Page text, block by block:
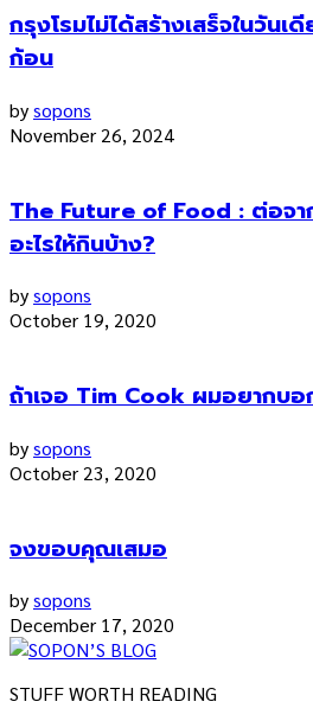
กรุงโรมไม่ได้สร้างเสร็จในวันเ
ก้อน
bysopons
November 26, 2024
The Future of Food : ต่อจา
อะไรให้กินบ้าง?
bysopons
October 19, 2020
ถ้าเจอ Tim Cook ผมอยากบอ
bysopons
October 23, 2020
จงขอบคุณเสมอ
bysopons
December 17, 2020
STUFF WORTH READING